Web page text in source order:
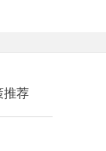
推荐